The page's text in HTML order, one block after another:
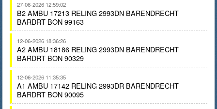
27-06-2026 12:59:02
B2 AMBU 17213 RELING 2993DN BARENDRECHT
BARDRT BON 99163
12-06-2026 18:36:26
A2 AMBU 18186 RELING 2993DN BARENDRECHT
BARDRT BON 90329
12-06-2026 11:35:35
A1 AMBU 17142 RELING 2993DR BARENDRECHT
BARDRT BON 90095